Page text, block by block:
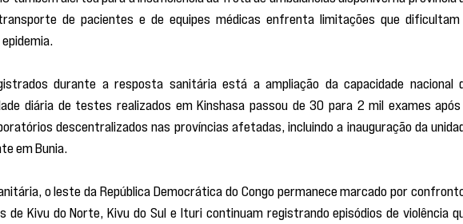
de pacientes e de equipes médicas enfrenta limitações que
durante a resposta sanitária está a ampliação da capacidade nacional
diária de testes realizados em Kinshasa passou de 30 para 2 mil exames
descentralizados nas províncias afetadas, incluindo a inauguração da
em Bunia.
o leste da República Democrática do Congo permanece marcado por
de Kivu do Norte, Kivu do Sul e Ituri continuam registrando episódios de violência